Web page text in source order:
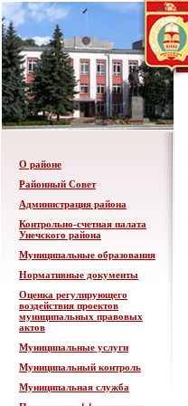
О районе
Районный Совет
Администрация района
Контрольно-счетная палата
Унечского района
Муниципальные образования
Нормативные документы
Оценка регулирующего
воздействия проектов
муниципальных правовых
актов
Муниципальные услуги
Муниципальный контроль
Муниципальная служба